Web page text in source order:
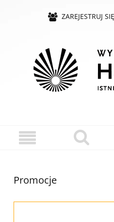
ZAREJESTRUJ SIĘ
Promocje